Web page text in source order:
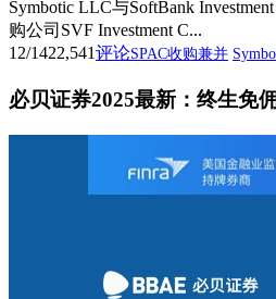
Symbotic LLC与SoftBank
购公司SVF Investment C...
12/1422,541评论SPAC收购兼并
必贝证券2025最新：终生免